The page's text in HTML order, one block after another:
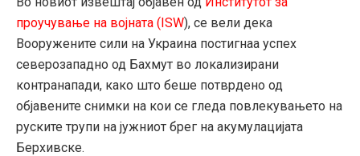
проучување на војната (ISW), се вели дека
Вооружените сили на Украина постигнаа успех
северозападно од Бахмут во локализирани
контранапади, како што беше потврдено од
објавените снимки на кои се гледа повлекувањето на
руските трупи на јужниот брег на акумулацијата
Берхивске.